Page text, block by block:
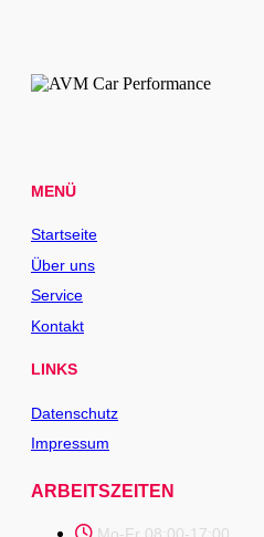
MENÜ
Startseite
Über uns
Service
Kontakt
LINKS
Datenschutz
Impressum
ARBEITSZEITEN
Mo-Fr 08:00-17:00